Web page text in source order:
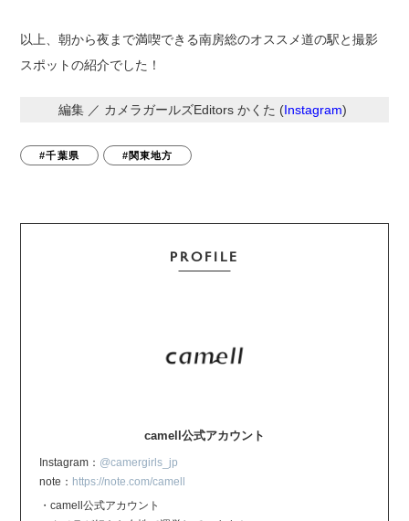
以上、朝から夜まで満喫できる南房総のオススメ道の駅と撮影
スポットの紹介でした！
編集 ／ カメラガールズEditors かくた (Instagram)
#千葉県 #関東地方
PROFILE
camell公式アカウント
Instagram： @camergirls_jp
note： https://note.com/camell
・camell公式アカウント